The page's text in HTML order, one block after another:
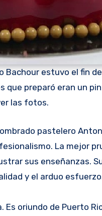
estuvo el fin
que preparó eran un
las fotos.
La mejor
sus enseñanzas.
y el arduo
oriundo de Puerto